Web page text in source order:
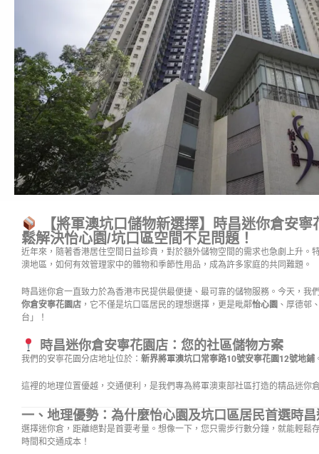
【將軍澳坑口儲物新選擇】時昌迷你倉安
鬆解決怡心園/坑口區空間不足問題！
近年來，隨著香港居住空間日益珍貴，對於額外儲物空間的需求也急劇上升。
澳地區，如何有效管理家中的雜物和季節性用品，成為許多家庭的共同難題。
時昌迷你倉一直致力於為香港市民提供最便捷、最可靠的儲物服務。今天，我
你倉安寧花園店 ，它不僅是坑口區居民的理想選擇，更是毗鄰怡心園 、厚德邨
台」！
時昌迷你倉安寧花園店：您的社區儲物方案
我們的安寧花園分店地址位於： 新界將軍澳坑口常寧路10號安寧花園12號地鋪
這裡的地理位置優越，交通便利，是我們專為將軍澳東部社區打造的精品迷你
一、地理優勢：為什麼怡心園及坑口區居民首選時
選擇迷你倉，距離絕對是首要考量。想像一下，您只需步行數分鐘，就能輕鬆
時間和交通成本！